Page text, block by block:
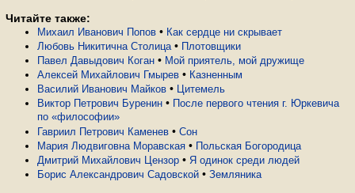
Читайте также:
Михаил Иванович Попов • Как сердце ни скрывает
Любовь Никитична Столица • Плотовщики
Павел Давыдович Коган • Мой приятель, мой дружище
Алексей Михайлович Гмырев • Казненным
Василий Иванович Майков • Цитемель
Виктор Петрович Буренин • После первого чтения г. Юркевича
по «философии»
Гавриил Петрович Каменев • Сон
Мария Людвиговна Моравская • Польская Богородица
Дмитрий Михайлович Цензор • Я одинок среди людей
Борис Александрович Садовской • Земляника